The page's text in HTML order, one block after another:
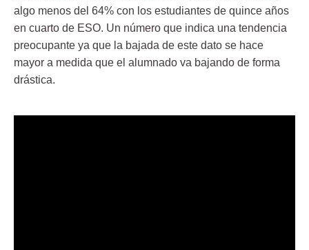
algo menos del 64% con los estudiantes de quince años
en cuarto de ESO. Un número que indica una tendencia
preocupante ya que la bajada de este dato se hace
mayor a medida que el alumnado va bajando de forma
drástica.